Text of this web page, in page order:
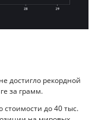
достигло рекордной
за грамм.
стоимости до 40 тыс.